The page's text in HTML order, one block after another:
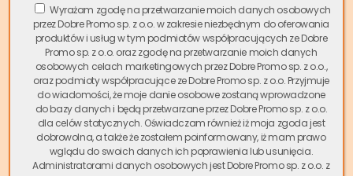
możliwość szybkiej finalizacji transakcji bez zbędnych
formalności. JakoSkup.io, lider i pionier na polskim rynku
skupu nieruchomości, oferujemy kompleksową obsługę i
możliwość sfinalizowania transakcji w ciągu zaledwie kilku
Tradycyjna sprzedaż nieruchomości w Siewierzu może
trwać miesiącami, podczas gdyszybka sprzedaż
mieszkania w Siewierzuz naszą pomocą to kwestia dni.
Zapewniamy natychmiastową płatność gotówką, bez
Wyrażam zgodę na przetwarzanie moich danych osobowych
przez Dobre Promo sp. z o.o. w zakresie niezbędnym do oferowania
produktów i usług w tym podmiotów współpracujących ze Dobre
Promo sp. z o.o. oraz zgodę na przetwarzanie moich danych
osobowych celach marketingowych przez Dobre Promo sp. z o.o.,
oraz podmioty współpracujące ze Dobre Promo sp. z o.o. Przyjmuje
do wiadomości, że moje danie osobowe zostaną wprowadzone
do bazy danych i będą przetwarzane przez Dobre Promo sp. z o.o.
dla celów statycznych. Oświadczam również iż moja zgoda jest
dobrowolna, a także że zostałem poinformowany, iż mam prawo
wglądu do swoich danych ich poprawienia lub usunięcia.
Administratorami danych osobowych jest Dobre Promo sp. z o.o. z